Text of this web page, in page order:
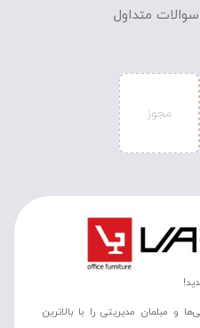
سوالات متداول
و مبلمان مدیریتی را با بالاترین